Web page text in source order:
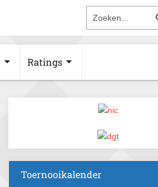
Ratings
Toernooikalender